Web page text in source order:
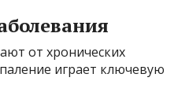
от хронических
играет ключевую